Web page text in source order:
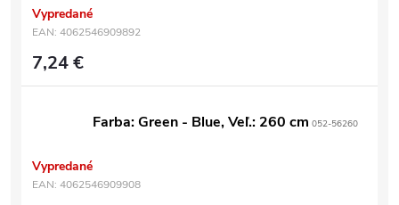
Vypredané
EAN: 4062546909892
7,24 €
Farba: Green - Blue, Veľ.: 260 cm 052-56260
Vypredané
EAN: 4062546909908